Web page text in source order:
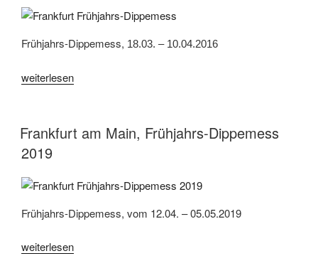
Frühjahrs-Dippemess, 18.03. – 10.04.2016
„Frankfurt
Frühjahrs-
2016“
weiterlesen
Frankfurt am Main, Frühjahrs-Dippemess
2019
Frühjahrs-Dippemess, vom 12.04. – 05.05.2019
„Frankfurt
weiterlesen